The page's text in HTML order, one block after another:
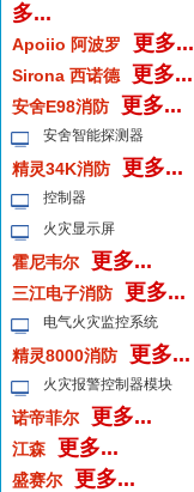
多...
Apoiio 阿波罗 更多...
Sirona 西诺德 更多...
安舍E98消防 更多...
安舍智能探测器
精灵34K消防 更多...
控制器
火灾显示屏
霍尼韦尔 更多...
三江电子消防 更多...
电气火灾监控系统
精灵8000消防 更多...
火灾报警控制器模块
诺帝菲尔 更多...
江森 更多...
盛赛尔 更多...